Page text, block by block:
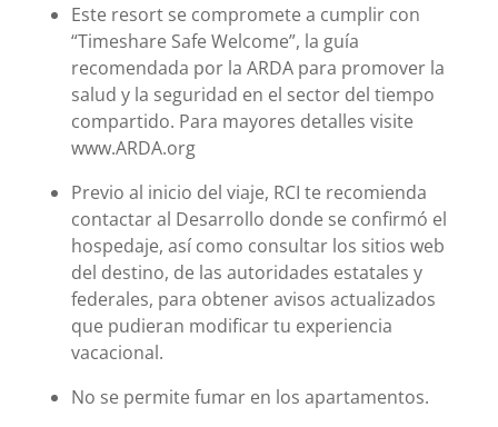
Este resort se compromete a cumplir con
“Timeshare Safe Welcome”, la guía
recomendada por la ARDA para promover la
salud y la seguridad en el sector del tiempo
compartido. Para mayores detalles visite
www.ARDA.org
Previo al inicio del viaje, RCI te recomienda
contactar al Desarrollo donde se confirmó el
hospedaje, así como consultar los sitios web
del destino, de las autoridades estatales y
federales, para obtener avisos actualizados
que pudieran modificar tu experiencia
vacacional.
No se permite fumar en los apartamentos.